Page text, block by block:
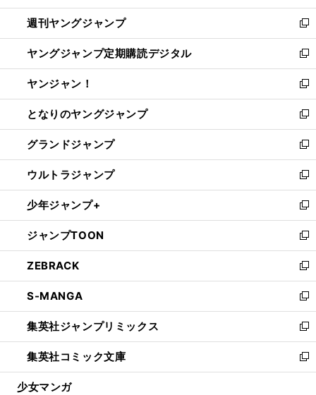
開
く
ウ
で
開
く
ン
ド
ウ
で
開
く
ウ
ィ
ン
ド
ウ
で
開
く
週刊ヤングジャンプ
新
し
い
ウ
ィ
ン
ド
ウ
で
開
く
ヤングジャンプ定期購読デジタル
新
し
い
ウ
ィ
ン
ド
ウ
で
開
く
ヤンジャン！
新
し
い
ウ
ィ
ン
ド
ウ
で
開
く
となりのヤングジャンプ
新
し
い
ウ
ィ
ン
ド
ウ
で
開
く
グランドジャンプ
新
し
い
ウ
ィ
ン
ド
ウ
で
開
く
ウルトラジャンプ
新
し
い
ウ
ィ
ン
ド
ウ
で
開
く
少年ジャンプ+
新
し
い
ウ
ィ
ン
ド
ウ
で
開
く
ジャンプTOON
新
し
い
ウ
ィ
ン
ド
ウ
で
開
ZEBRACK
新
し
い
ウ
ィ
ン
ド
ウ
S-MANGA
新
し
い
ウ
ィ
ン
集英社ジャンプリミックス
新
し
い
ウ
集英社コミック文庫
新
し
少女マンガ